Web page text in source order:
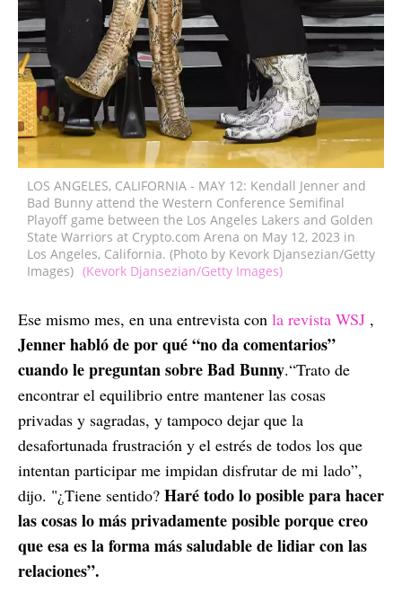
LOS ANGELES, CALIFORNIA - MAY 12: Kendall Jenner and
Bad Bunny attend the Western Conference Semifinal
Playoff game between the Los Angeles Lakers and Golden
State Warriors at Crypto.com Arena on May 12, 2023 in
Los Angeles, California. (Photo by Kevork Djansezian/Getty
Images) (Kevork Djansezian/Getty Images)
Ese mismo mes, en una entrevista con la revista WSJ ,
Jenner habló de por qué “no da comentarios”
cuando le preguntan sobre Bad Bunny.“Trato de
encontrar el equilibrio entre mantener las cosas
privadas y sagradas, y tampoco dejar que la
desafortunada frustración y el estrés de todos los que
intentan participar me impidan disfrutar de mi lado”,
dijo. "¿Tiene sentido? Haré todo lo posible para hacer
las cosas lo más privadamente posible porque creo
que esa es la forma más saludable de lidiar con las
relaciones”.